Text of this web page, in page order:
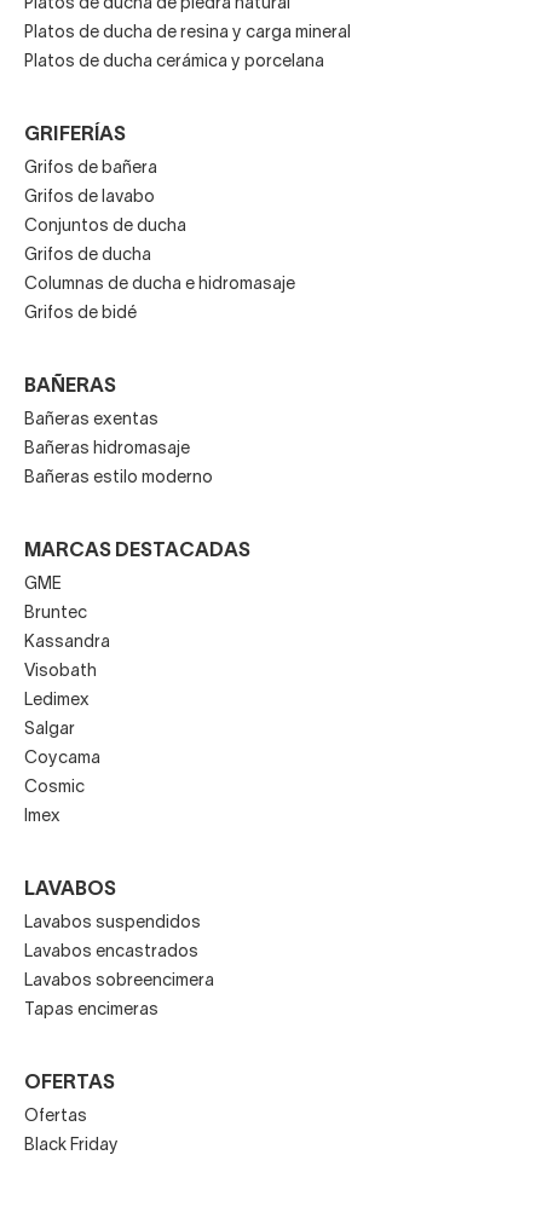
Platos de ducha de piedra natural
Platos de ducha de resina y carga mineral
Platos de ducha cerámica y porcelana
GRIFERÍAS
Grifos de bañera
Grifos de lavabo
Conjuntos de ducha
Grifos de ducha
Columnas de ducha e hidromasaje
Grifos de bidé
BAÑERAS
Bañeras exentas
Bañeras hidromasaje
Bañeras estilo moderno
MARCAS DESTACADAS
GME
Bruntec
Kassandra
Visobath
Ledimex
Salgar
Coycama
Cosmic
Imex
LAVABOS
Lavabos suspendidos
Lavabos encastrados
Lavabos sobreencimera
Tapas encimeras
OFERTAS
Ofertas
Black Friday